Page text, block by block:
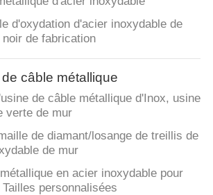
d'oxydation d'acier inoxydable de
de fabrication
câble métallique
de câble métallique d'Inox, usine
verte de mur
de diamant/losange de treillis de
de mur
en acier inoxydable pour
personnalisées